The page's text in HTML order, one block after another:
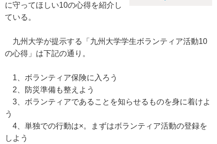
に守ってほしい10の心得を紹介し
ている。
九州大学が提示する「九州大学学生ボランティア活動10
の心得」は下記の通り。
1、ボランティア保険に入ろう
2、防災準備も整えよう
3、ボランティアであることを知らせるものを身に着けよ
う
4、単独での行動は×。まずはボランティア活動の登録を
しよう